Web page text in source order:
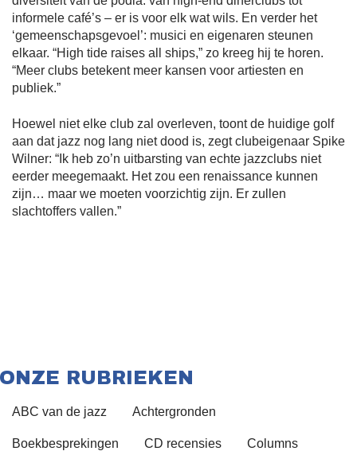
informele café’s – er is voor elk wat wils. En verder het
‘gemeenschapsgevoel’: musici en eigenaren steunen
elkaar. “High tide raises all ships,” zo kreeg hij te horen.
“Meer clubs betekent meer kansen voor artiesten en
publiek.”
Hoewel niet elke club zal overleven, toont de huidige golf
aan dat jazz nog lang niet dood is, zegt clubeigenaar Spike
Wilner: “Ik heb zo’n uitbarsting van echte jazzclubs niet
eerder meegemaakt. Het zou een renaissance kunnen
zijn… maar we moeten voorzichtig zijn. Er zullen
slachtoffers vallen.”
ONZE RUBRIEKEN
ABC van de jazz Achtergronden
Boekbesprekingen CD recensies Columns